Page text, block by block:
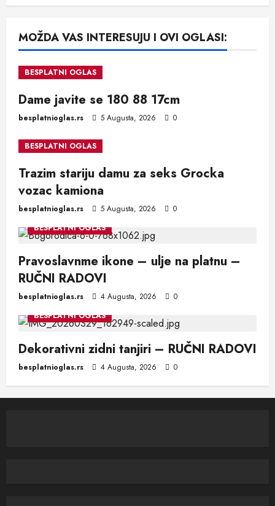
MOŽDA VAS INTERESUJU I OVI OGLASI:
BESPLATNI OGLAS
Dame javite se 180 88 17cm
besplatnioglas.rs 5 Augusta, 2026 0
BESPLATNI OGLAS
Trazim stariju damu za seks Grocka
vozac kamiona
besplatnioglas.rs 5 Augusta, 2026
0
BESPLATNI OGLAS
Pravoslavnme ikone – ulje na platnu –
RUČNI RADOVI
besplatnioglas.rs 4 Augusta, 2026
0
BESPLATNI OGLAS
Dekorativni zidni tanjiri – RUČNI RADOVI
besplatnioglas.rs 4 Augusta, 2026 0